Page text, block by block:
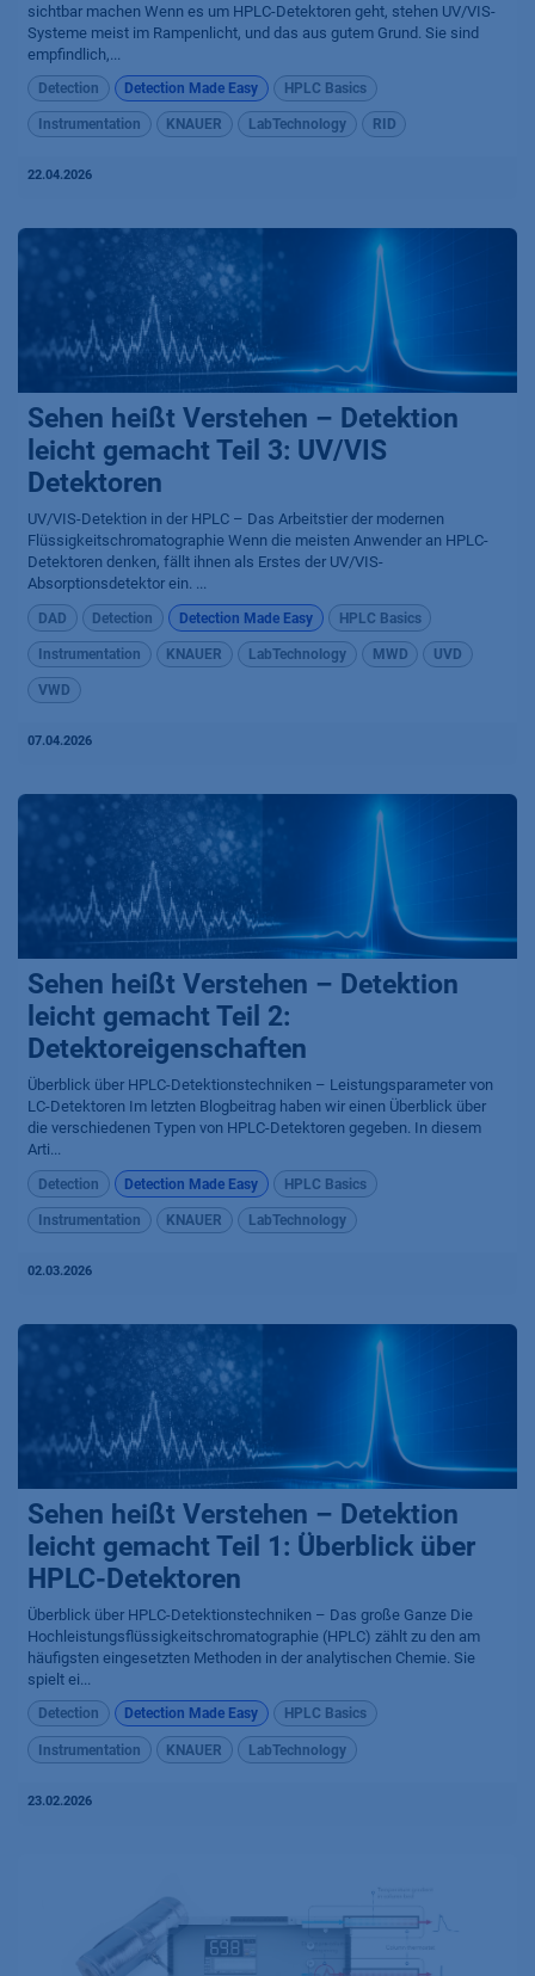
sichtbar machen Wenn es um HPLC-Detektoren geht, stehen UV/VIS-
Systeme meist im Rampenlicht, und das aus gutem Grund. Sie sind
empfindlich,...
Detection Detection Made Easy HPLC Basics
Instrumentation KNAUER LabTechnology RID
22.04.2026
Sehen heißt Verstehen – Detektion
leicht gemacht Teil 3: UV/VIS
Detektoren
UV/VIS-Detektion in der HPLC – Das Arbeitstier der modernen
Flüssigkeitschromatographie Wenn die meisten Anwender an HPLC-
Detektoren denken, fällt ihnen als Erstes der UV/VIS-
Absorptionsdetektor ein. ...
DAD Detection Detection Made Easy HPLC Basics
Instrumentation KNAUER LabTechnology MWD UVD
VWD
07.04.2026
Sehen heißt Verstehen – Detektion
leicht gemacht Teil 2:
Detektoreigenschaften
Überblick über HPLC-Detektionstechniken – Leistungsparameter von
LC-Detektoren Im letzten Blogbeitrag haben wir einen Überblick über
die verschiedenen Typen von HPLC-Detektoren gegeben. In diesem
Arti...
Detection Detection Made Easy HPLC Basics
Instrumentation KNAUER LabTechnology
02.03.2026
Sehen heißt Verstehen – Detektion
leicht gemacht Teil 1: Überblick über
HPLC-Detektoren
Überblick über HPLC-Detektionstechniken – Das große Ganze Die
Hochleistungsflüssigkeitschromatographie (HPLC) zählt zu den am
häufigsten eingesetzten Methoden in der analytischen Chemie. Sie
spielt ei...
Detection Detection Made Easy HPLC Basics
Instrumentation KNAUER LabTechnology
23.02.2026